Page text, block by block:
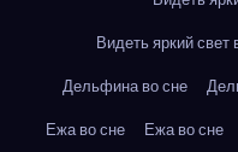
Видеть яркий свет
Дельфина во сне
Ежа во сне
Ежа во сне